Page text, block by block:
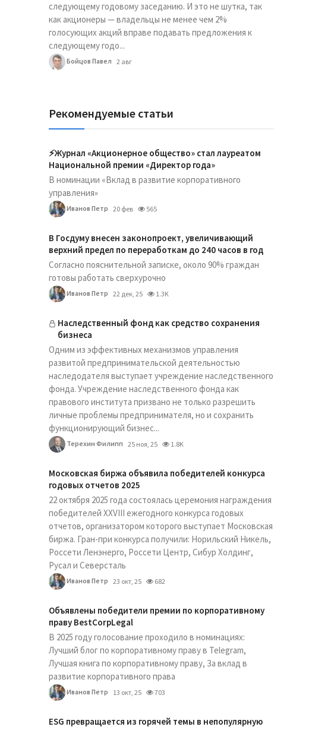
следующему годовому заседанию. И это не шутка, так
как акционеры — владельцы не менее чем 2%
голосующих акций вправе подавать предложения к
следующему годо...
Бойцов Павел 2 авг
Рекомендуемые статьи
⚡️Журнал «Акционерное общество» стал лауреатом
Национальной премии «Директор года»
В номинации «Вклад в развитие корпоративного
управления»
Иванов Петр 20 фев 565
В Госдуму внесен законопроект, увеличивающий
верхний предел по переработкам до 240 часов в год
Согласно пояснительной записке, около 90% граждан
готовы работать сверхурочно
Иванов Петр 22 дек, 25 1.3K
Наследственный фонд как средство сохранения
бизнеса
Одним из эффективных механизмов управления
развитой предпринимательской деятельностью
наследодателя выступает учреждение наследственного
фонда. Учреждение наследственного фонда как
правового института призвано не только разрешить
личные проблемы предпринимателя, но и сохранить
функционирующий бизнес...
Терехин Филипп 25 ноя, 25 1.8K
Московская биржа объявила победителей конкурса
годовых отчетов 2025
22 октября 2025 года состоялась церемония награждения
победителей XXVIII ежегодного конкурса годовых
отчетов, организатором которого выступает Московская
биржа. Гран-при конкурса получили: Норильский Никель,
Россети Ленэнерго, Россети Центр, Сибур Холдинг,
Русал и Северсталь
Иванов Петр 23 окт, 25 682
Объявлены победители премии по корпоративному
праву BestCorpLegal
В 2025 году голосование проходило в номинациях:
Лучший блог по корпоративному праву в Telegram,
Лучшая книга по корпоративному праву, За вклад в
развитие корпоративного права
Иванов Петр 13 окт, 25 703
ESG превращается из горячей темы в непопулярную